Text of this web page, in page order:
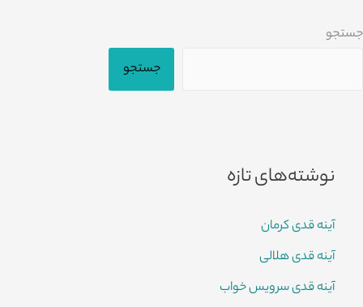
جستجو
جستجو
نوشته‌های تازه
آینه قدی کرمان
آینه قدی هلالی
آینه قدی سرویس خواب